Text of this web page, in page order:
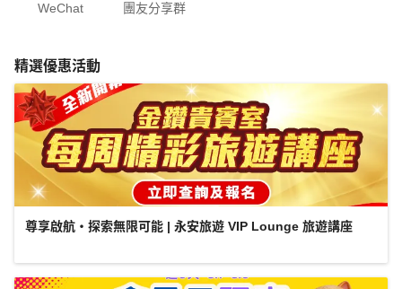
WeChat 團友分享群
精選優惠活動
尊享啟航・探索無限可能 | 永安旅遊 VIP Lounge 旅遊講座